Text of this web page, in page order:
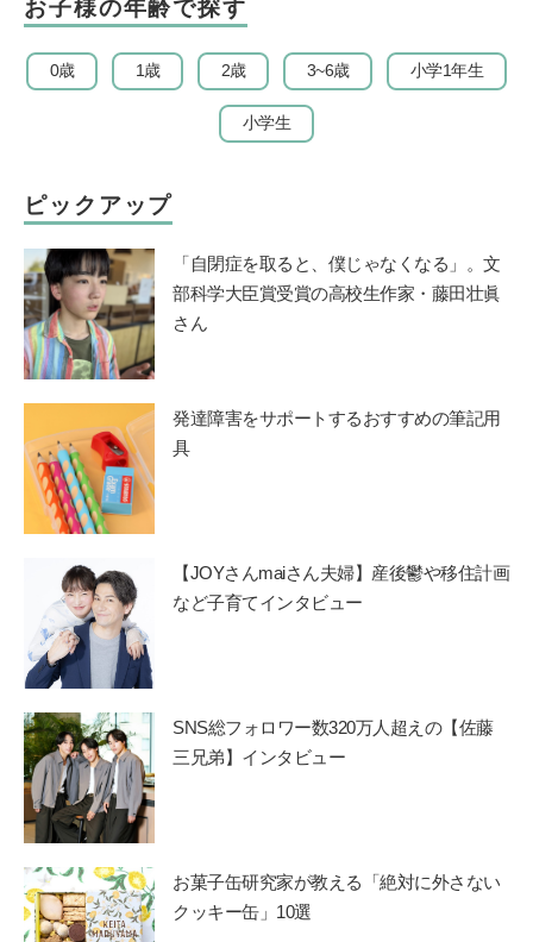
お子様の年齢で探す
0歳 1歳 2歳 3~6歳 小学1年生
小学生
ピックアップ
「自閉症を取ると、僕じゃなくなる」。文
部科学大臣賞受賞の高校生作家・藤田壮眞
さん
発達障害をサポートするおすすめの筆記用
具
【JOYさんmaiさん夫婦】産後鬱や移住計画
など子育てインタビュー
SNS総フォロワー数320万人超えの【佐藤
三兄弟】インタビュー
お菓子缶研究家が教える「絶対に外さない
クッキー缶」10選